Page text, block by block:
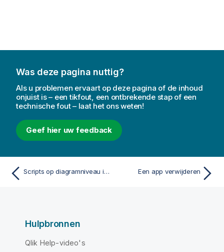
Was deze pagina nuttig?
Als u problemen ervaart op deze pagina of de inhoud
onjuist is – een tikfout, een ontbrekende stap of een
technische fout – laat het ons weten!
Geef hier uw feedback
Scripts op diagramniveau inschakelen Een app verwijderen
Hulpbronnen
Qlik Help-video's